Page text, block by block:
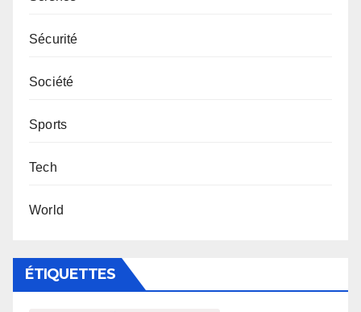
Sécurité
Société
Sports
Tech
World
ÉTIQUETTES